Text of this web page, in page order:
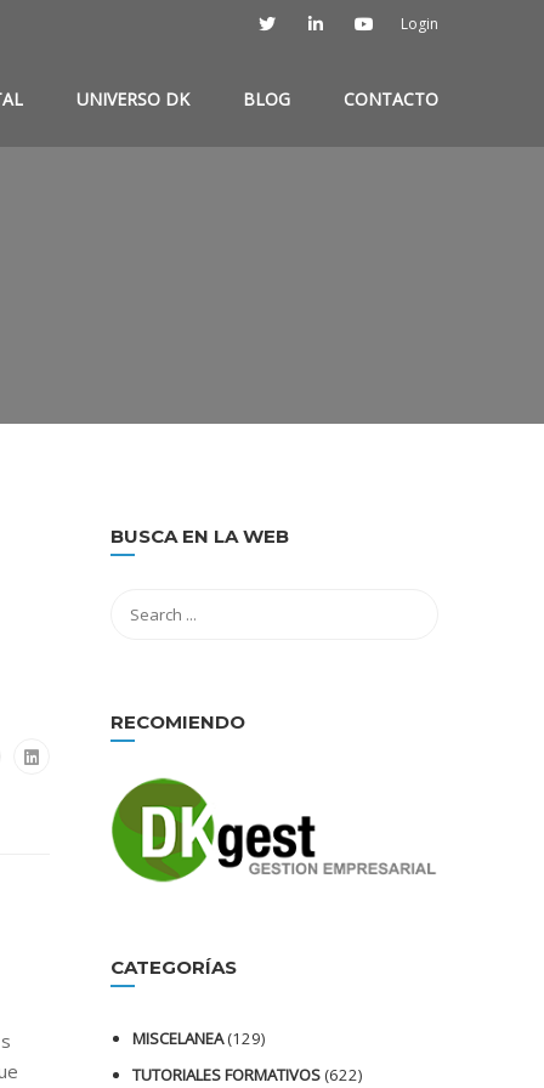
Login
UNIVERSO DK BLOG CONTACTO
BUSCA EN LA WEB
RECOMIENDO
CATEGORÍAS
MISCELANEA(129)
TUTORIALES FORMATIVOS(622)